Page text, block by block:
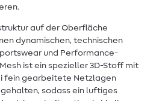
auf der Oberfläche
dynamischen, technischen
und Performance-
ist ein spezieller 3D-Stoff mit
fein gearbeitete Netzlagen
sodass ein luftiges